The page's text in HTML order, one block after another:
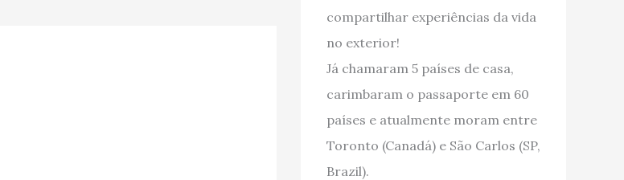
compartilhar experiências da vida
no exterior!
Já chamaram 5 países de casa,
carimbaram o passaporte em 60
países e atualmente moram entre
Toronto (Canadá) e São Carlos (SP,
Brazil).